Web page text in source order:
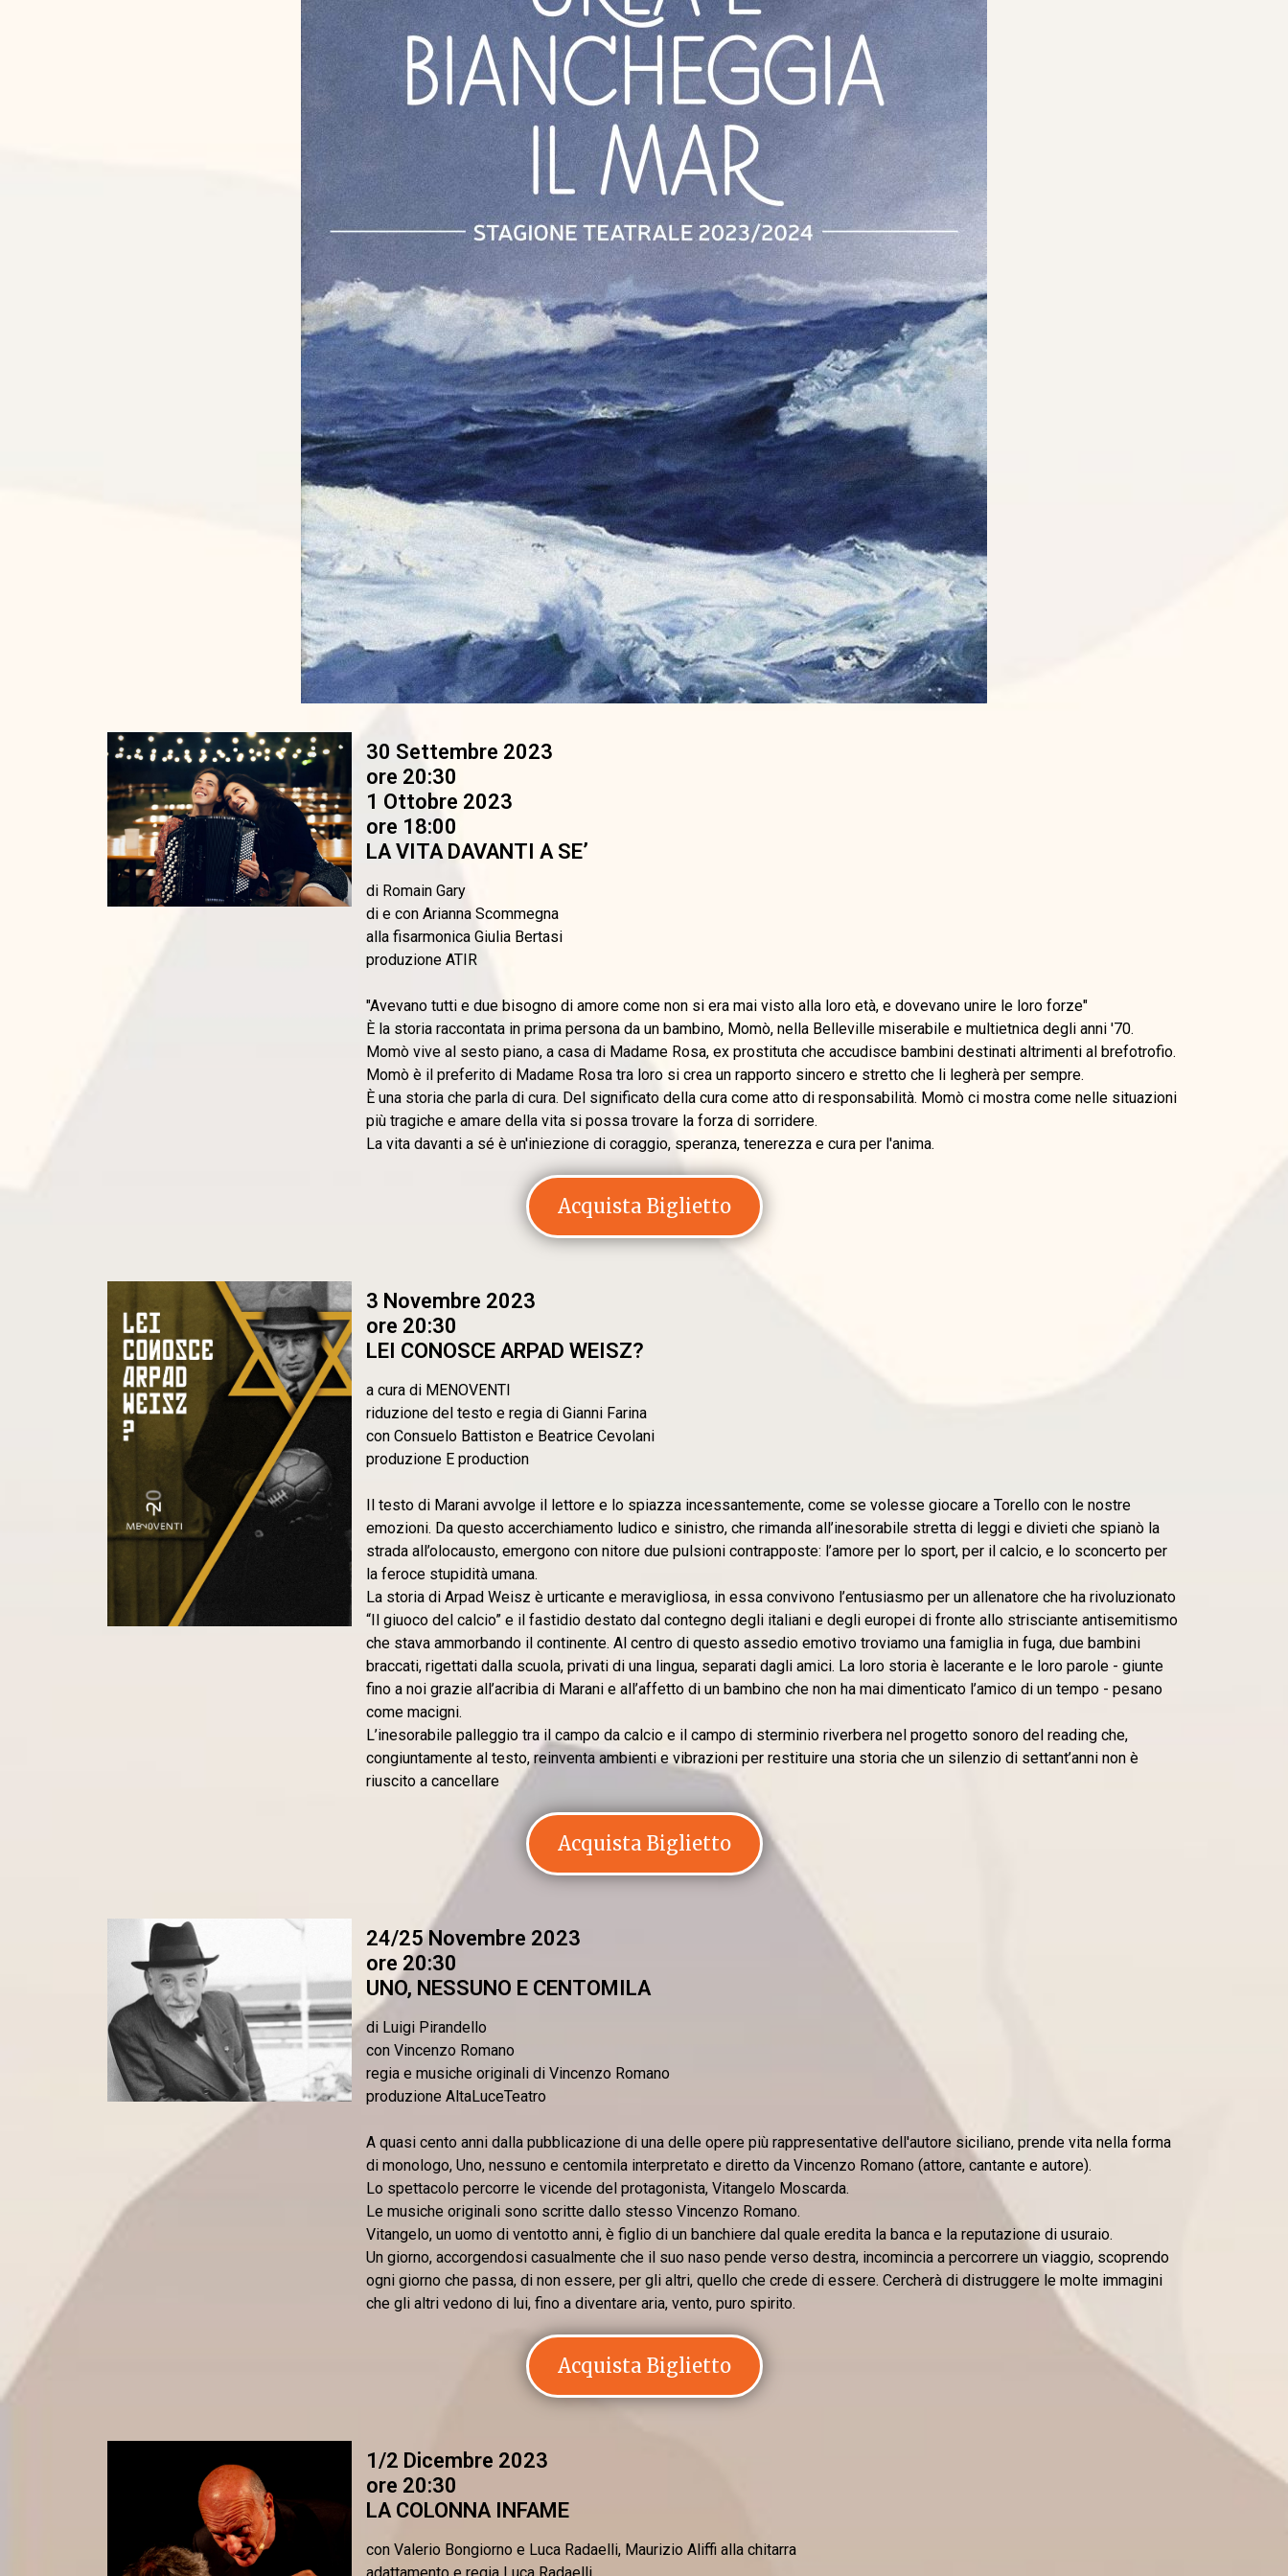
30 Settembre 2023
ore 20:30
1 Ottobre 2023
ore 18:00
LA VITA DAVANTI A SE’
di Romain Gary
di e con Arianna Scommegna
alla fisarmonica Giulia Bertasi
produzione ATIR
"Avevano tutti e due bisogno di amore come non si era mai visto alla loro età, e dovevano unire le loro forze"
È la storia raccontata in prima persona da un bambino, Momò, nella Belleville miserabile e multietnica degli anni '70.
Momò vive al sesto piano, a casa di Madame Rosa, ex prostituta che accudisce bambini destinati altrimenti al brefotrofio.
Momò è il preferito di Madame Rosa tra loro si crea un rapporto sincero e stretto che li legherà per sempre.
È una storia che parla di cura. Del significato della cura come atto di responsabilità. Momò ci mostra come nelle situazioni
più tragiche e amare della vita si possa trovare la forza di sorridere.
La vita davanti a sé è un'iniezione di coraggio, speranza, tenerezza e cura per l'anima.
Acquista Biglietto
3 Novembre 2023
ore 20:30
LEI CONOSCE ARPAD WEISZ?
a cura di MENOVENTI
riduzione del testo e regia di Gianni Farina
con Consuelo Battiston e Beatrice Cevolani
produzione E production
Il testo di Marani avvolge il lettore e lo spiazza incessantemente, come se volesse giocare a Torello con le nostre
emozioni. Da questo accerchiamento ludico e sinistro, che rimanda all’inesorabile stretta di leggi e divieti che spianò la
strada all’olocausto, emergono con nitore due pulsioni contrapposte: l’amore per lo sport, per il calcio, e lo sconcerto per
la feroce stupidità umana.
La storia di Arpad Weisz è urticante e meravigliosa, in essa convivono l’entusiasmo per un allenatore che ha rivoluzionato
“Il giuoco del calcio” e il fastidio destato dal contegno degli italiani e degli europei di fronte allo strisciante antisemitismo
che stava ammorbando il continente. Al centro di questo assedio emotivo troviamo una famiglia in fuga, due bambini
braccati, rigettati dalla scuola, privati di una lingua, separati dagli amici. La loro storia è lacerante e le loro parole - giunte
fino a noi grazie all’acribia di Marani e all’affetto di un bambino che non ha mai dimenticato l’amico di un tempo - pesano
come macigni.
L’inesorabile palleggio tra il campo da calcio e il campo di sterminio riverbera nel progetto sonoro del reading che,
congiuntamente al testo, reinventa ambienti e vibrazioni per restituire una storia che un silenzio di settant’anni non è
riuscito a cancellare
Acquista Biglietto
24/25 Novembre 2023
ore 20:30
UNO, NESSUNO E CENTOMILA
di Luigi Pirandello
con Vincenzo Romano
regia e musiche originali di Vincenzo Romano
produzione AltaLuceTeatro
A quasi cento anni dalla pubblicazione di una delle opere più rappresentative dell'autore siciliano, prende vita nella forma
di monologo, Uno, nessuno e centomila interpretato e diretto da Vincenzo Romano (attore, cantante e autore).
Lo spettacolo percorre le vicende del protagonista, Vitangelo Moscarda.
Le musiche originali sono scritte dallo stesso Vincenzo Romano.
Vitangelo, un uomo di ventotto anni, è figlio di un banchiere dal quale eredita la banca e la reputazione di usuraio.
Un giorno, accorgendosi casualmente che il suo naso pende verso destra, incomincia a percorrere un viaggio, scoprendo
ogni giorno che passa, di non essere, per gli altri, quello che crede di essere. Cercherà di distruggere le molte immagini
che gli altri vedono di lui, fino a diventare aria, vento, puro spirito.
Acquista Biglietto
1/2 Dicembre 2023
ore 20:30
LA COLONNA INFAME
con Valerio Bongiorno e Luca Radaelli, Maurizio Aliffi alla chitarra